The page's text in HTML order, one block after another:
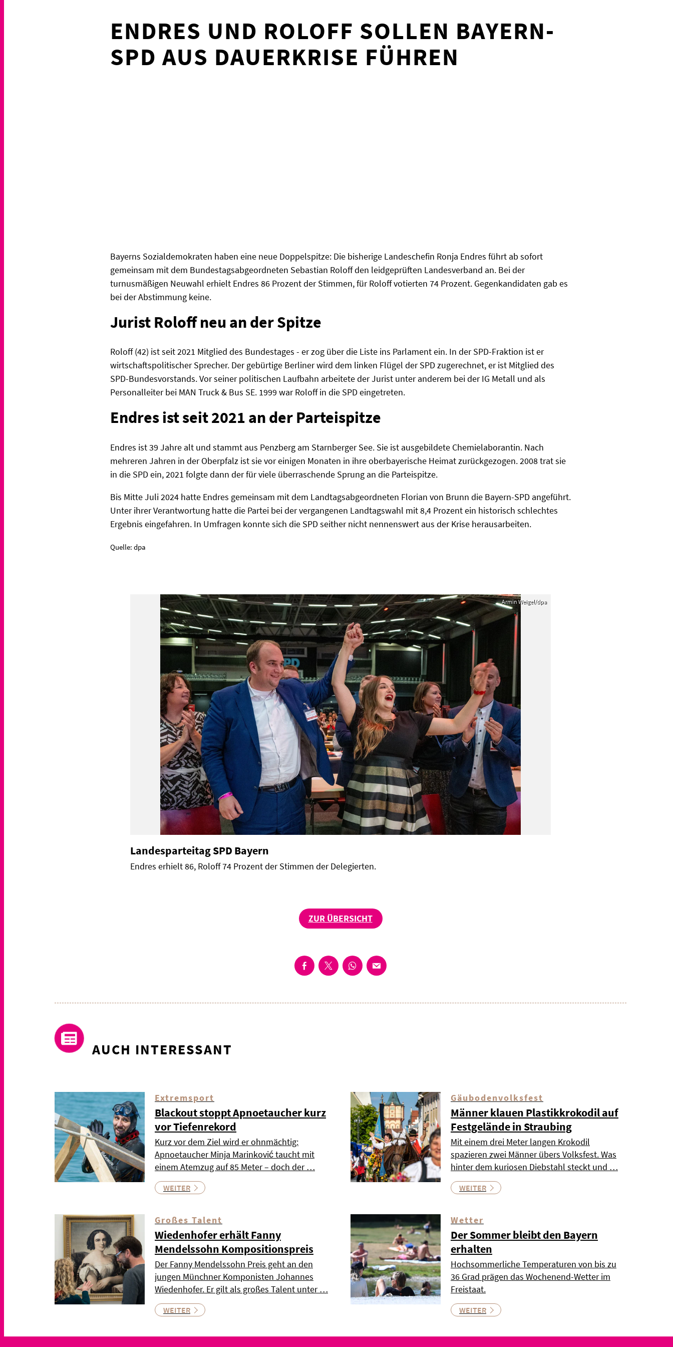
ENDRES UND ROLOFF SOLLEN BAYERN-
SPD AUS DAUERKRISE FÜHREN
Bayerns Sozialdemokraten haben eine neue Doppelspitze: Die bisherige Landeschefin Ronja Endres führt ab sofort
gemeinsam mit dem Bundestagsabgeordneten Sebastian Roloff den leidgeprüften Landesverband an. Bei der
turnusmäßigen Neuwahl erhielt Endres 86 Prozent der Stimmen, für Roloff votierten 74 Prozent. Gegenkandidaten gab es
bei der Abstimmung keine.
Jurist Roloff neu an der Spitze
Roloff (42) ist seit 2021 Mitglied des Bundestages - er zog über die Liste ins Parlament ein. In der SPD-Fraktion ist er
wirtschaftspolitischer Sprecher. Der gebürtige Berliner wird dem linken Flügel der SPD zugerechnet, er ist Mitglied des
SPD-Bundesvorstands. Vor seiner politischen Laufbahn arbeitete der Jurist unter anderem bei der IG Metall und als
Personalleiter bei MAN Truck & Bus SE. 1999 war Roloff in die SPD eingetreten.
Endres ist seit 2021 an der Parteispitze
Endres ist 39 Jahre alt und stammt aus Penzberg am Starnberger See. Sie ist ausgebildete Chemielaborantin. Nach
mehreren Jahren in der Oberpfalz ist sie vor einigen Monaten in ihre oberbayerische Heimat zurückgezogen. 2008 trat sie
in die SPD ein, 2021 folgte dann der für viele überraschende Sprung an die Parteispitze.
Bis Mitte Juli 2024 hatte Endres gemeinsam mit dem Landtagsabgeordneten Florian von Brunn die Bayern-SPD angeführt.
Unter ihrer Verantwortung hatte die Partei bei der vergangenen Landtagswahl mit 8,4 Prozent ein historisch schlechtes
Ergebnis eingefahren. In Umfragen konnte sich die SPD seither nicht nennenswert aus der Krise herausarbeiten.
Quelle: dpa
Armin Weigel/dpa
Landesparteitag SPD Bayern
Endres erhielt 86, Roloff 74 Prozent der Stimmen der Delegierten.
ZUR ÜBERSICHT
AUCH INTERESSANT
Extremsport
Blackout stoppt Apnoetaucher kurz
vor Tiefenrekord
Kurz vor dem Ziel wird er ohnmächtig:
Apnoetaucher Minja Marinković taucht mit
einem Atemzug auf 85 Meter – doch der …
WEITER
Gäubodenvolksfest
Männer klauen Plastikkrokodil auf
Festgelände in Straubing
Mit einem drei Meter langen Krokodil
spazieren zwei Männer übers Volksfest. Was
hinter dem kuriosen Diebstahl steckt und …
WEITER
Großes Talent
Wiedenhofer erhält Fanny
Mendelssohn Kompositionspreis
Der Fanny Mendelssohn Preis geht an den
jungen Münchner Komponisten Johannes
Wiedenhofer. Er gilt als großes Talent unter …
WEITER
Wetter
Der Sommer bleibt den Bayern
erhalten
Hochsommerliche Temperaturen von bis zu
36 Grad prägen das Wochenend-Wetter im
Freistaat.
WEITER